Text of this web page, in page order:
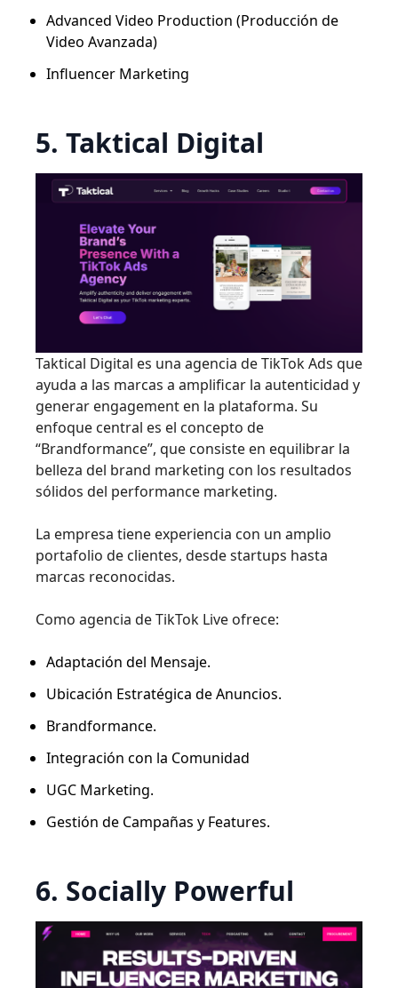
Advanced Video Production (Producción de
Video Avanzada)
Influencer Marketing
5. Taktical Digital
Taktical Digital es una agencia de TikTok Ads que
ayuda a las marcas a amplificar la autenticidad y
generar engagement en la plataforma. Su
enfoque central es el concepto de
“Brandformance”, que consiste en equilibrar la
belleza del brand marketing con los resultados
sólidos del performance marketing.
La empresa tiene experiencia con un amplio
portafolio de clientes, desde startups hasta
marcas reconocidas.
Como agencia de TikTok Live ofrece:
Adaptación del Mensaje.
Ubicación Estratégica de Anuncios.
Brandformance.
Integración con la Comunidad
UGC Marketing.
Gestión de Campañas y Features.
6. Socially Powerful